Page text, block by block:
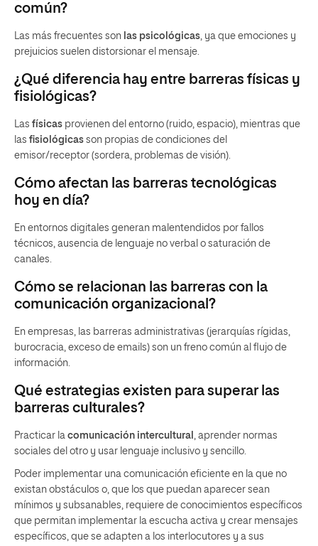
común?
Las más frecuentes son las psicológicas, ya que emociones y
prejuicios suelen distorsionar el mensaje.
¿Qué diferencia hay entre barreras físicas y
fisiológicas?
Las físicas provienen del entorno (ruido, espacio), mientras que
las fisiológicas son propias de condiciones del
emisor/receptor (sordera, problemas de visión).
Cómo afectan las barreras tecnológicas
hoy en día?
En entornos digitales generan malentendidos por fallos
técnicos, ausencia de lenguaje no verbal o saturación de
canales.
Cómo se relacionan las barreras con la
comunicación organizacional?
En empresas, las barreras administrativas (jerarquías rígidas,
burocracia, exceso de emails) son un freno común al flujo de
información.
Qué estrategias existen para superar las
barreras culturales?
Practicar la comunicación intercultural , aprender normas
sociales del otro y usar lenguaje inclusivo y sencillo.
Poder implementar una comunicación eficiente en la que no
existan obstáculos o, que los que puedan aparecer sean
mínimos y subsanables, requiere de conocimientos específicos
que permitan implementar la escucha activa y crear mensajes
específicos, que se adapten a los interlocutores y a sus